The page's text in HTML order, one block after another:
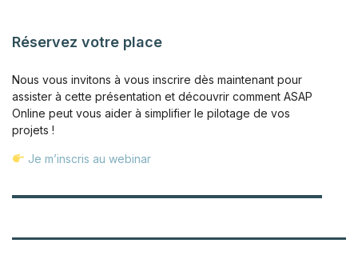
Réservez votre place
Nous vous invitons à vous inscrire dès maintenant pour
assister à cette présentation et découvrir comment ASAP
Online peut vous aider à simplifier le pilotage de vos
projets !
Je m’inscris au webinar